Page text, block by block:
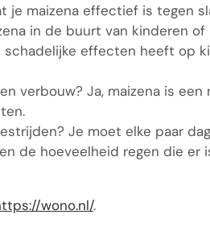
je maizena effectief is tegen
in de buurt van kinderen of
effecten heeft op
verbouw? Ja, maizena is
Je moet elke paar
de hoeveelheid regen die er
wono.nl/.